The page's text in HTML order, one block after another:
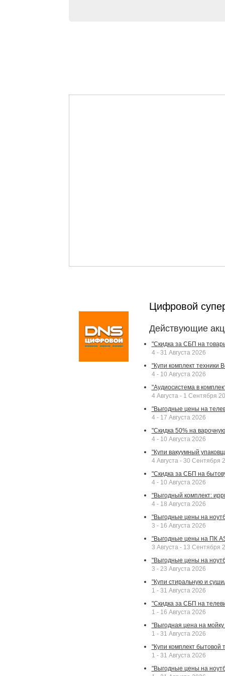
Цифровой
Действующие
"Скидка за СБП на
4 - 31 Августа 2026
"Купи комплект техники
4 - 10 Августа 2026
"Аудиосистема в
4 Августа - 1 Сентября
"Выгодные цены на
4 - 17 Августа 2026
"Скидка 50% на
4 - 10 Августа 2026
"Купи вакуумный
4 Августа - 30 Сентября
"Скидка за СБП на
4 - 10 Августа 2026
"Выгодный комплект:
4 - 18 Августа 2026
"Выгодные цены на
3 - 16 Августа 2026
"Выгодные цены на ПК
3 Августа - 13 Сентября
"Выгодные цены на
3 - 23 Августа 2026
"Купи стиральную и
1 - 31 Августа 2026
"Скидка за СБП на
1 - 16 Августа 2026
"Выгодная цена на
1 - 31 Августа 2026
"Купи комплект бытовой
1 - 31 Августа 2026
"Выгодные цены на